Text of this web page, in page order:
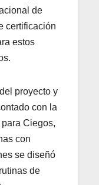
de
certificación
estos
proyecto y
con la
Ciegos,
con
se diseñó
de